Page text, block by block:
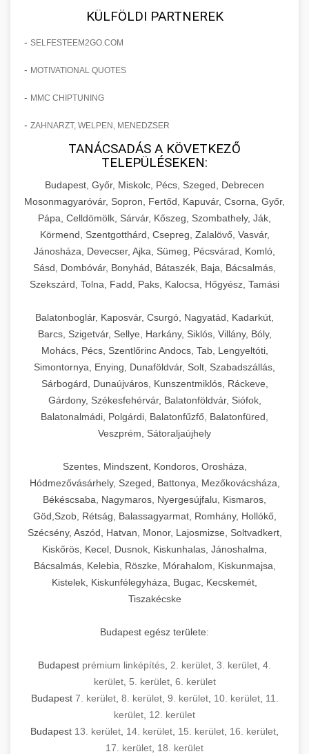
KÜLFÖLDI PARTNEREK
- SELFESTEEM2GO.COM
- MOTIVATIONAL QUOTES
- MMC CHIPTUNING
- ZAHNARZT, WELPEN, MENEDZSER
TANÁCSADÁS A KÖVETKEZŐ
TELEPÜLÉSEKEN:
Budapest, Győr, Miskolc, Pécs, Szeged, Debrecen
Mosonmagyaróvár, Sopron, Fertőd, Kapuvár, Csorna, Győr,
Pápa, Celldömölk, Sárvár, Kőszeg, Szombathely, Ják,
Körmend, Szentgotthárd, Csepreg, Zalalövő, Vasvár,
Jánosháza, Devecser, Ajka, Sümeg, Pécsvárad, Komló,
Sásd, Dombóvár, Bonyhád, Bátaszék, Baja, Bácsalmás,
Szekszárd, Tolna, Fadd, Paks, Kalocsa, Hőgyész, Tamási
Balatonboglár, Kaposvár, Csurgó, Nagyatád, Kadarkút,
Barcs, Szigetvár, Sellye, Harkány, Siklós, Villány, Bóly,
Mohács, Pécs, Szentlőrinc Andocs, Tab, Lengyeltóti,
Simontornya, Enying, Dunaföldvár, Solt, Szabadszállás,
Sárbogárd, Dunaújváros, Kunszentmiklós, Ráckeve,
Gárdony, Székesfehérvár, Balatonföldvár, Siófok,
Balatonalmádi, Polgárdi, Balatonfűzfő, Balatonfüred,
Veszprém, Sátoraljaújhely
Szentes, Mindszent, Kondoros, Orosháza,
Hódmezővásárhely, Szeged, Battonya, Mezőkovácsháza,
Békéscsaba, Nagymaros, Nyergesújfalu, Kismaros,
Göd,Szob, Rétság, Balassagyarmat, Romhány, Hollókő,
Szécsény, Aszód, Hatvan, Monor, Lajosmizse, Soltvadkert,
Kiskőrös, Kecel, Dusnok, Kiskunhalas, Jánoshalma,
Bácsalmás, Kelebia, Röszke, Mórahalom, Kiskunmajsa,
Kistelek, Kiskunfélegyháza, Bugac, Kecskemét,
Tiszakécske
Budapest egész területe:
Budapest prémium linképítés 2. kerület 3. kerület 4.
kerület, 5. kerület, 6. kerület
Budapest 7. kerület, 8. kerület, 9. kerület, 10. kerület, 11.
kerület 12. kerület
Budapest 13. kerület 14. kerület 15. kerület 16. kerület
17. kerület 18. kerület